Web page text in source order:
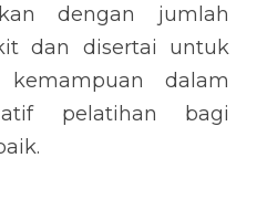
dengan jumlah
dan disertai untuk
kemampuan dalam
pelatihan bagi